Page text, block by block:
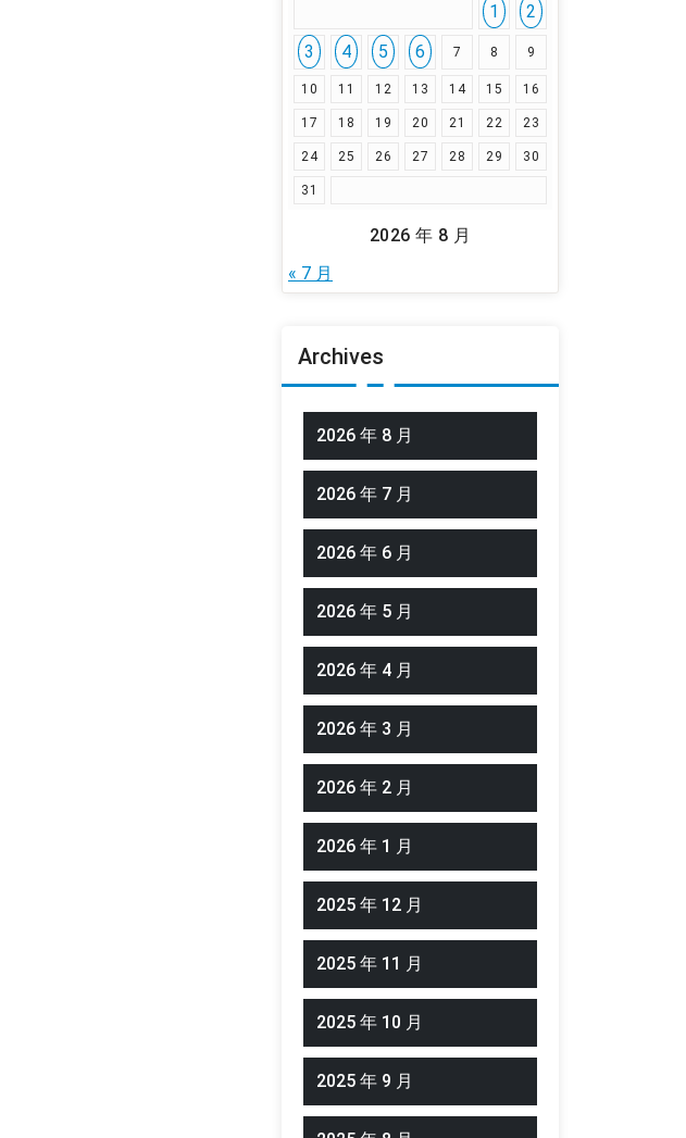
2026 年 8 月
1
2
3
4 5 6 7 8 9
10 11 12 13 14 15 16
17 18 19 20 21 22 23
24 25 26 27 28 29 30
31
« 7 月
Archives
2026 年 8 月
2026 年 7 月
2026 年 6 月
2026 年 5 月
2026 年 4 月
2026 年 3 月
2026 年 2 月
2026 年 1 月
2025 年 12 月
2025 年 11 月
2025 年 10 月
2025 年 9 月